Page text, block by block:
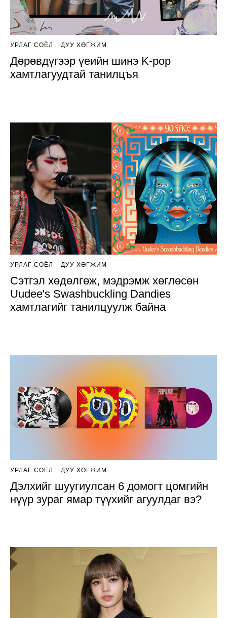
УРЛАГ СОЁЛ ДУУ ХӨГЖИМ
Дөрөвдүгээр үеийн шинэ K-pop
хамтлагуудтай танилцъя
УРЛАГ СОЁЛ ДУУ ХӨГЖИМ
Сэтгэл хөдөлгөж, мэдрэмж хөглөсөн
Uudee's Swashbuckling Dandies
хамтлагийг танилцуулж байна
УРЛАГ СОЁЛ ДУУ ХӨГЖИМ
Дэлхийг шуугиулсан 6 домогт цомгийн
нүүр зураг ямар түүхийг агуулдаг вэ?